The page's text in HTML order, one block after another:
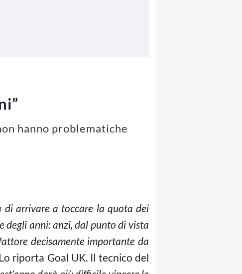
hanno problematiche
di arrivare a toccare la quota dei
degli anni: anzi, dal punto di vista
decisamente importante da
riporta Goal UK. Il tecnico del